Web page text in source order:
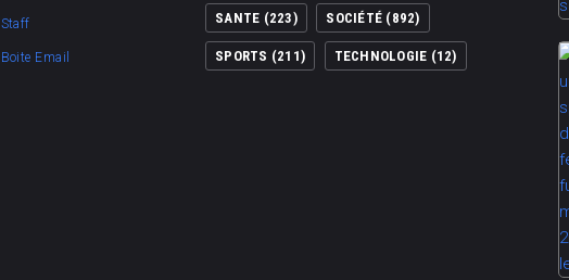
Staff
Boite Email
SANTE (223) SOCIÉTÉ (892)
SPORTS (211) TECHNOLOGIE (12)